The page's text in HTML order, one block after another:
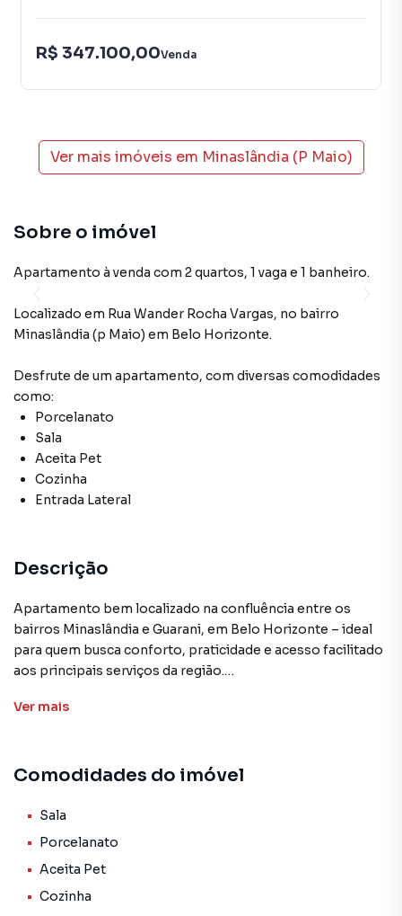
R$ 347.100,00Venda
Ver mais imóveis em Minaslândia (P Maio)
Sobre o imóvel
Apartamento à venda com 2 quartos, 1 vaga e 1 banheiro.
Localizado em Rua Wander Rocha Vargas, no bairro
Minaslândia (p Maio) em Belo Horizonte.
Desfrute de um apartamento, com diversas comodidades
como:
Porcelanato
Sala
Aceita Pet
Cozinha
Entrada Lateral
Descrição
Apartamento bem localizado na confluência entre os
bairros Minaslândia e Guarani, em Belo Horizonte – ideal
para quem busca conforto, praticidade e acesso facilitado
aos principais serviços da região.
Principais características do apartamento:
• 1 vaga de garagem — vantagem importante em regiões
• Sala para dois ambientes — permite flexibilidade no
layout: estar e jantar ou home office integrado.
organização funcional para o cotidiano.
• Banheiro social — atende aos dois quartos e à área
Ver mais
Comodidades do imóvel
Sala
Porcelanato
Aceita Pet
Cozinha